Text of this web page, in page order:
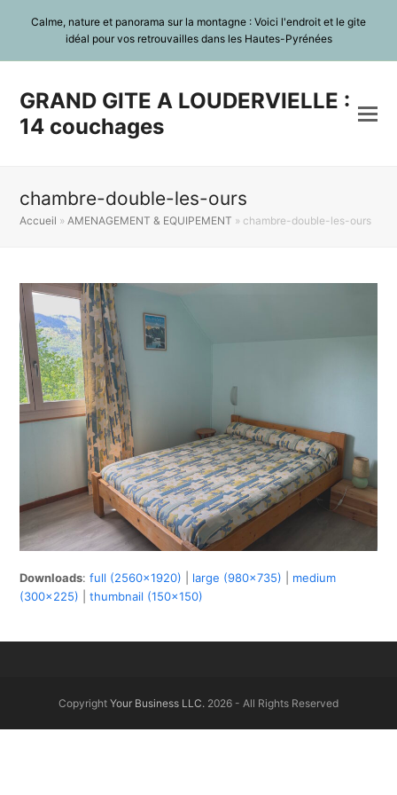
Calme, nature et panorama sur la montagne : Voici l'endroit et le gite
idéal pour vos retrouvailles dans les Hautes-Pyrénées
GRAND GITE A LOUDERVIELLE :
14 couchages
chambre-double-les-ours
Accueil »AMENAGEMENT & EQUIPEMENT » chambre-double-les-ours
Downloads:full (2560x1920) large (980x735)
medium
(300x225) |thumbnail (150x150)
Copyright Your Business LLC. 2026 - All Rights Reserved